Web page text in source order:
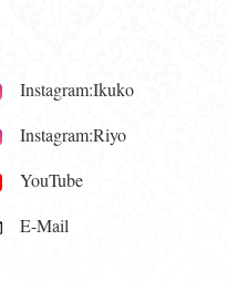
Instagram:Ikuko
Instagram:Riyo
YouTube
E-Mail